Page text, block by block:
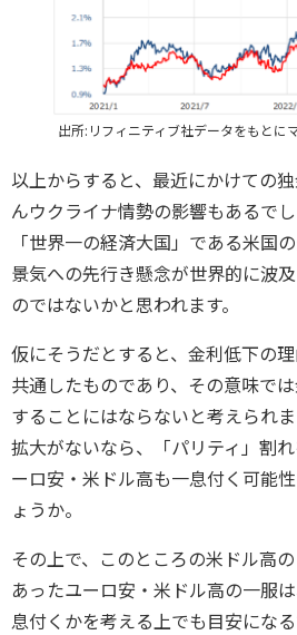
出所:リフィニティブ社データをもとに
以上からすると、最近にかけての
んウクライナ情勢の影響もあるで
「世界一の経済大国」である米国
景気への先行き懸念が世界的に波
のではないかと思われます。
仮にそうだとすると、金利低下の
共通したものであり、その意味で
することにはならないと考えられ
拡大がないなら、「パリティ」割
ーロ安・米ドル高も一息付く可能
ょうか。
その上で、このところの米ドル高
あったユーロ安・米ドル高の一服
息付くかを考える上でも目安にな